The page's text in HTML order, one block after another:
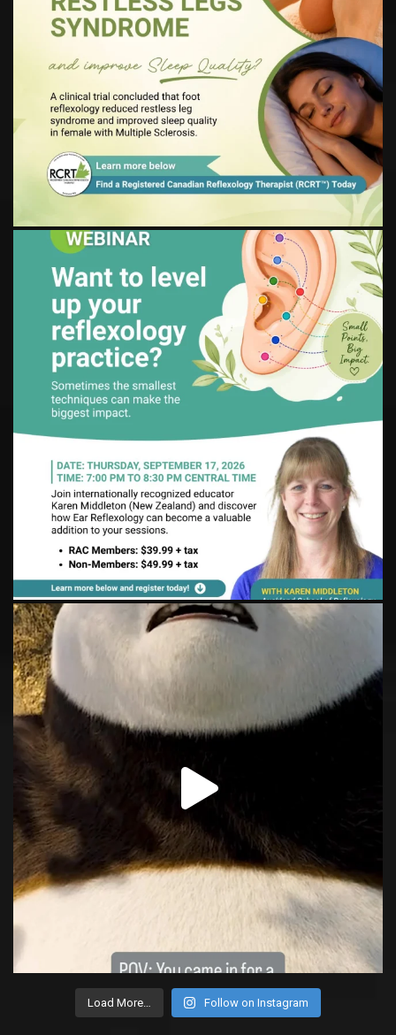
Load More… Follow on Instagram